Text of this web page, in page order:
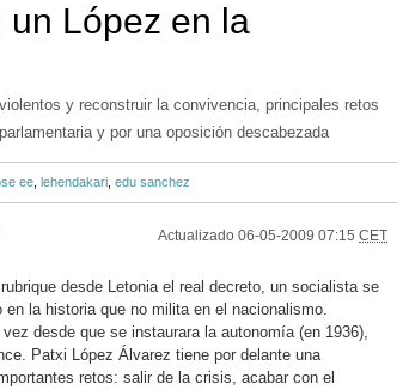
un López en la
y reconstruir la convivencia, principales retos
y por una oposición descabezada
ee lehendakari edu sanchez
Actualizado 06-05-2009 07:15 CET
desde Letonia el real decreto, un socialista se
la historia que no milita en el nacionalismo.
desde que se instaurara la autonomía (en 1936),
Patxi López Álvarez tiene por delante una
retos: salir de la crisis, acabar con el